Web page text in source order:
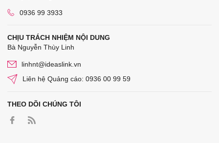
0936 99 3933
CHỊU TRÁCH NHIỆM NỘI DUNG
Bà Nguyễn Thùy Linh
linhnt@ideaslink.vn
Liên hệ Quảng cáo: 0936 00 99 59
THEO DÕI CHÚNG TÔI